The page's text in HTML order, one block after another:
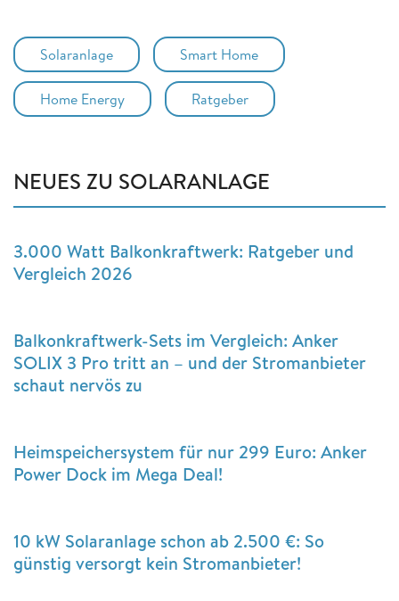
Solaranlage Smart Home
Home Energy Ratgeber
NEUES ZU SOLARANLAGE
3.000 Watt Balkonkraftwerk: Ratgeber und
Vergleich 2026
Balkonkraftwerk-Sets im Vergleich: Anker
SOLIX 3 Pro tritt an – und der Stromanbieter
schaut nervös zu
Heimspeichersystem für nur 299 Euro: Anker
Power Dock im Mega Deal!
10 kW Solaranlage schon ab 2.500 €: So
günstig versorgt kein Stromanbieter!